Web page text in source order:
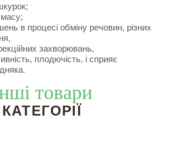
в процесі обміну речовин, різних
захворювань,
плодючість, і сприяє
товари
КАТЕГОРІЇ